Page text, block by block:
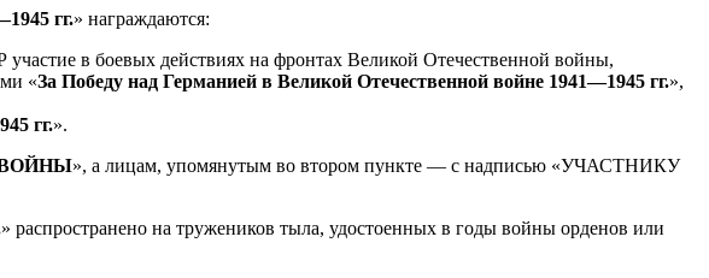
гг.» награждаются:
в боевых действиях на фронтах Великой Отечественной войны,
«За Победу над Германией в Великой Отечественной войне 1941—1945 гг.»,
гг.».
», а лицам, упомянутым во втором пункте — с надписью «УЧАСТНИКУ
» распространено на тружеников тыла, удостоенных в годы войны орденов или